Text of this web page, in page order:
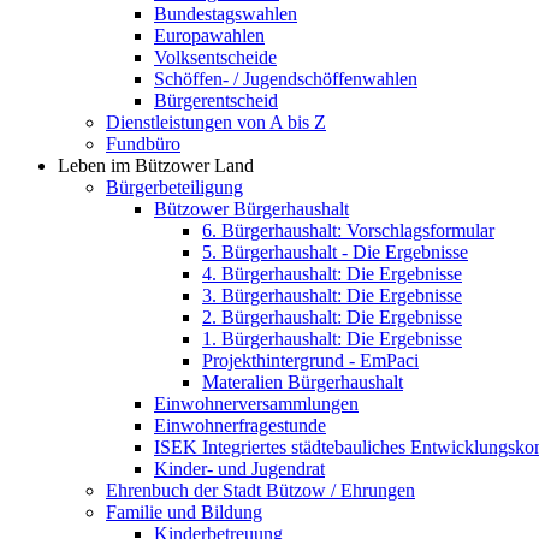
Bundestagswahlen
Europawahlen
Volksentscheide
Schöffen- / Jugendschöffenwahlen
Bürgerentscheid
Dienstleistungen von A bis Z
Fundbüro
Leben im Bützower Land
Bürgerbeteiligung
Bützower Bürgerhaushalt
6. Bürgerhaushalt: Vorschlagsformular
5. Bürgerhaushalt - Die Ergebnisse
4. Bürgerhaushalt: Die Ergebnisse
3. Bürgerhaushalt: Die Ergebnisse
2. Bürgerhaushalt: Die Ergebnisse
1. Bürgerhaushalt: Die Ergebnisse
Projekthintergrund - EmPaci
Materalien Bürgerhaushalt
Einwohnerversammlungen
Einwohnerfragestunde
ISEK Integriertes städtebauliches
Kinder- und Jugendrat
Ehrenbuch der Stadt Bützow / Ehrungen
Familie und Bildung
Kinderbetreuung